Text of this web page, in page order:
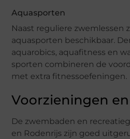
Aquasporten
Naast reguliere zwemlessen
aquasporten beschikbaar.
aquarobics, aquafitness en
sporten combineren de
met extra fitnessoefeningen.
Voorzieningen
De zwembaden en
en Rodenrijs zijn goed